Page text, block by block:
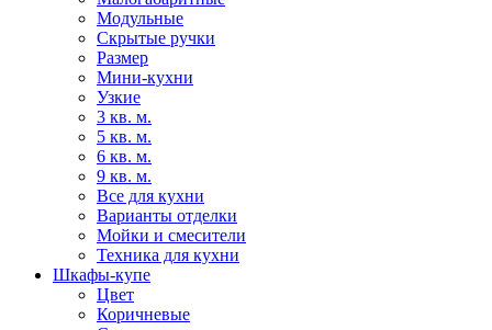
Модульные
Скрытые ручки
Размер
Мини-кухни
Узкие
3 кв. м.
5 кв. м.
6 кв. м.
9 кв. м.
Все для кухни
Варианты отделки
Мойки и смесители
Техника для кухни
Шкафы-купе
Цвет
Коричневые